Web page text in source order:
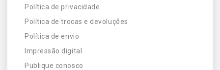
Política de privacidade
Política de trocas e devoluções
Política de envio
Impressão digital
Publique conosco